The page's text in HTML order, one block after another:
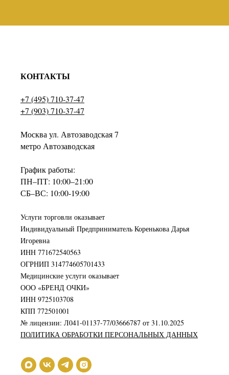
КОНТАКТЫ
+7 (495) 710-37-47
+7 (903) 710-37-47
Москва ул. Автозаводская 7
метро Автозаводская
График работы:
ПН–ПТ: 10:00–21:00
СБ–ВС: 10:00-19:00
Услуги торговли оказывает
Индивидуальный Предприниматель Коренькова Дарья
Игоревна
ИНН 771672540563
ОГРНИП 314774605701433
Медицинские услуги оказывает
ООО «БРЕНД ОЧКИ»
ИНН 9725103708
КПП 772501001
№ лицензии: Л041-01137-77/03666787 от 31.10.2025
ПОЛИТИКА ОБРАБОТКИ ПЕРСОНАЛЬНЫХ ДАННЫХ